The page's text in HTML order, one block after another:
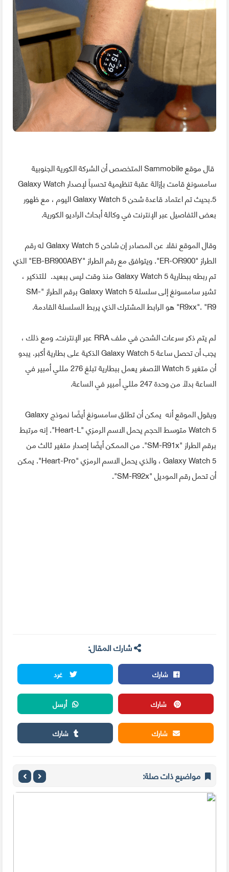
قال موقع Sammobile المتخصص أن الشركة الكورية الجنوبية
سامسونغ قامت بإزالة عقبة تنظيمية تحسباً لإصدار Galaxy Watch
5.بحيث تم اعتماد قاعدة شحن Galaxy Watch 5 اليوم ، مع ظهور
بعض التفاصيل عبر الإنترنت في وكالة أبحاث الراديو الكورية.
وقال الموقع نقلا عن المصادر إن شاحن Galaxy Watch 5 له رقم
الطراز "ER-OR900". ويتوافق مع رقم الطراز "EB-BR900ABY" الذي
تم ربطه ببطارية Galaxy Watch 5 منذ وقت ليس ببعيد. للتذكير ،
تشير سامسونغ إلى سلسلة Galaxy Watch 5 برقم الطراز "SM-
R9xx". "R9" هو الرابط المشترك الذي يربط السلسلة القادمة.
لم يتم ذكر سرعات الشحن في ملف RRA عبر الإنترنت. ومع ذلك ،
يجب أن تحصل ساعة Galaxy Watch 5 الذكية على بطارية أكبر. يبدو
أن متغير Watch 5 الأصغر يعمل ببطارية تبلغ 276 مللي أمبير في
الساعة بدلاً من وحدة 247 مللي أمبير في الساعة.
ويقول الموقع أنه يمكن أن تطلق سامسونغ أيضًا نموذج Galaxy
Watch 5 متوسط الحجم يحمل الاسم الرمزي "Heart-L". إنه مرتبط
برقم الطراز "SM-R91x". من الممكن أيضًا إصدار متغير ثالث من
Galaxy Watch 5 ، والذي يحمل الاسم الرمزي "Heart-Pro". يمكن
أن تحمل رقم الموديل "SM-R92x".
شارك المقال:
شارك
غرد
شارك
أرسل
شارك
شارك
مواضيع ذات صلة: